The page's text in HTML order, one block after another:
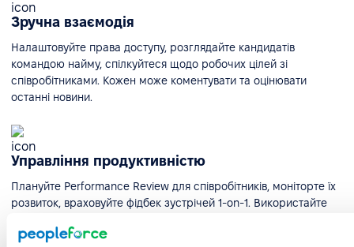
Зручна взаємодія
Налаштовуйте права доступу, розглядайте кандидатів
командою найму, спілкуйтеся щодо робочих цілей зі
співробітниками. Кожен може коментувати та оцінювати
останні новини.
Управління продуктивністю
Плануйте Performance Review для співробітників, моніторте їх
розвиток, враховуйте фідбек зустрічей 1-on-1. Використайте